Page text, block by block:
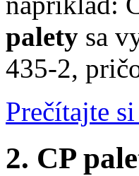
palety sa
435-2,
Prečítajte
2. CP